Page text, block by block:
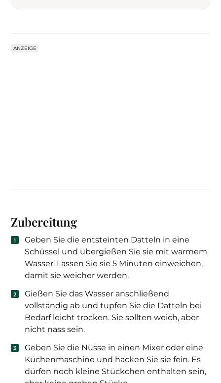
ANZEIGE
Zubereitung
Geben Sie die entsteinten Datteln in eine
Schüssel und übergießen Sie sie mit warmem
Wasser. Lassen Sie sie 5 Minuten einweichen,
damit sie weicher werden.
Gießen Sie das Wasser anschließend
vollständig ab und tupfen Sie die Datteln bei
Bedarf leicht trocken. Sie sollten weich, aber
nicht nass sein.
Geben Sie die Nüsse in einen Mixer oder eine
Küchenmaschine und hacken Sie sie fein. Es
dürfen noch kleine Stückchen enthalten sein,